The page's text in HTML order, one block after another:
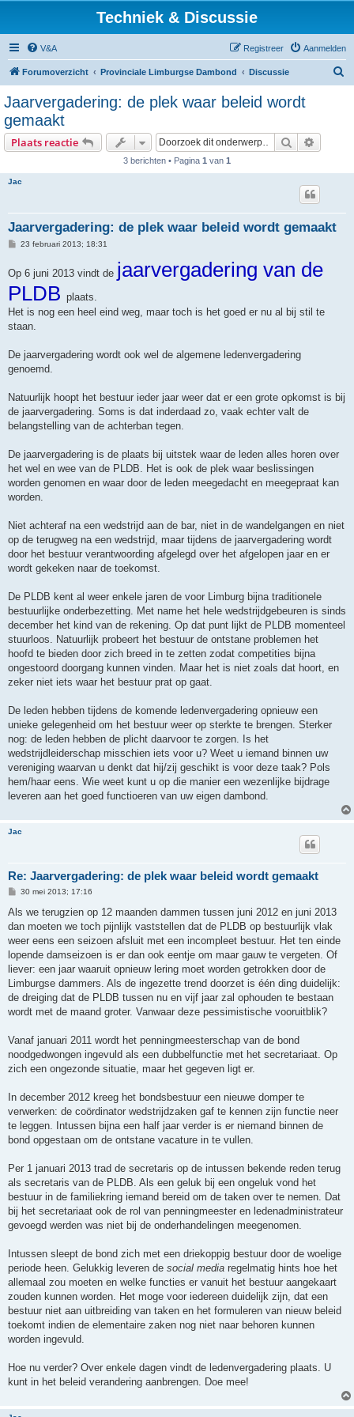
Techniek & Discussie
V&A Aanmelden
Registreer
Forumoverzicht Provinciale Limburgse Dambond Discussie
Jaarvergadering: de plek waar beleid wordt
gemaakt
Plaats reactie Zoek
3 berichten • Pagina 1 van 1
Jac
Jaarvergadering: de plek waar beleid wordt gemaakt
B
i
c
h
23 februari 2013; 18:31
Op 6 juni 2013 vindt de jaarvergadering van de
PLDB plaats.
Het is nog een heel eind weg, maar toch is het goed er nu al bij stil te
staan.
De jaarvergadering wordt ook wel de algemene ledenvergadering
genoemd.
Natuurlijk hoopt het bestuur ieder jaar weer dat er een grote opkomst is bij
de jaarvergadering. Soms is dat inderdaad zo, vaak echter valt de
belangstelling van de achterban tegen.
De jaarvergadering is de plaats bij uitstek waar de leden alles horen over
het wel en wee van de PLDB. Het is ook de plek waar beslissingen
worden genomen en waar door de leden meegedacht en meegepraat kan
worden.
Niet achteraf na een wedstrijd aan de bar, niet in de wandelgangen en niet
op de terugweg na een wedstrijd, maar tijdens de jaarvergadering wordt
door het bestuur verantwoording afgelegd over het afgelopen jaar en er
wordt gekeken naar de toekomst.
De PLDB kent al weer enkele jaren de voor Limburg bijna traditionele
bestuurlijke onderbezetting. Met name het hele wedstrijdgebeuren is sinds
december het kind van de rekening. Op dat punt lijkt de PLDB momenteel
stuurloos. Natuurlijk probeert het bestuur de ontstane problemen het
hoofd te bieden door zich breed in te zetten zodat competities bijna
ongestoord doorgang kunnen vinden. Maar het is niet zoals dat hoort, en
zeker niet iets waar het bestuur prat op gaat.
De leden hebben tijdens de komende ledenvergadering opnieuw een
unieke gelegenheid om het bestuur weer op sterkte te brengen. Sterker
nog: de leden hebben de plicht daarvoor te zorgen. Is het
wedstrijdleiderschap misschien iets voor u? Weet u iemand binnen uw
vereniging waarvan u denkt dat hij/zij geschikt is voor deze taak? Pols
hem/haar eens. Wie weet kunt u op die manier een wezenlijke bijdrage
leveren aan het goed functioeren van uw eigen dambond.
Jac
Re: Jaarvergadering: de plek waar beleid wordt gemaakt
B
r
c
h
30 mei 2013; 17:16
Als we terugzien op 12 maanden dammen tussen juni 2012 en juni 2013
dan moeten we toch pijnlijk vaststellen dat de PLDB op bestuurlijk vlak
weer eens een seizoen afsluit met een incompleet bestuur. Het ten einde
lopende damseizoen is er dan ook eentje om maar gauw te vergeten. Of
liever: een jaar waaruit opnieuw lering moet worden getrokken door de
Limburgse dammers. Als de ingezette trend doorzet is één ding duidelijk:
de dreiging dat de PLDB tussen nu en vijf jaar zal ophouden te bestaan
wordt met de maand groter. Vanwaar deze pessimistische vooruitblik?
Vanaf januari 2011 wordt het penningmeesterschap van de bond
noodgedwongen ingevuld als een dubbelfunctie met het secretariaat. Op
zich een ongezonde situatie, maar het gegeven ligt er.
In december 2012 kreeg het bondsbestuur een nieuwe domper te
verwerken: de coördinator wedstrijdzaken gaf te kennen zijn functie neer
te leggen. Intussen bijna een half jaar verder is er niemand binnen de
bond opgestaan om de ontstane vacature in te vullen.
Per 1 januari 2013 trad de secretaris op de intussen bekende reden terug
als secretaris van de PLDB. Als een geluk bij een ongeluk vond het
bestuur in de familiekring iemand bereid om de taken over te nemen. Dat
bij het secretariaat ook de rol van penningmeester en ledenadministrateur
gevoegd werden was niet bij de onderhandelingen meegenomen.
Intussen sleept de bond zich met een driekoppig bestuur door de woelige
periode heen. Gelukkig leveren de social media regelmatig hints hoe het
allemaal zou moeten en welke functies er vanuit het bestuur aangekaart
zouden kunnen worden. Het moge voor iedereen duidelijk zijn, dat een
bestuur niet aan uitbreiding van taken en het formuleren van nieuw beleid
toekomt indien de elementaire zaken nog niet naar behoren kunnen
worden ingevuld.
Hoe nu verder? Over enkele dagen vindt de ledenvergadering plaats. U
kunt in het beleid verandering aanbrengen. Doe mee!